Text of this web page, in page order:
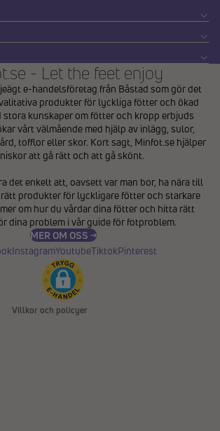
- Let the feet enjoy
e-handelsföretag från Båstad som gör det
produkter för lyckliga fötter och ökad
stora kunskaper om fötter och kropp erbjuds
vårt välmående med hjälp av inlägg, sulor,
tofflor eller skor. Kort sagt, Minfot.se hjälper
att gå rätt och att gå skönt.
det enkelt att, oavsett var man bor, ha nära till
produkter för lyckligare fötter och starkare
om hur du vårdar dina fötter och hitta rätt
dina problem i vårguide för fotproblem.
MER OM OSS →
InstagramYoutubeTiktokPinterest
Villkor och policyer
meddelande